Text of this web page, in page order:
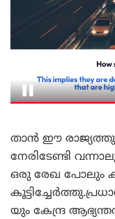
താൻ ഈ
നേരിടേണ്ടി
ഒരു രേഖ പോലും
യും കേന്ദ്ര